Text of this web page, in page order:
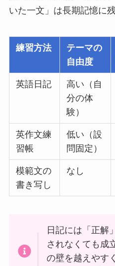
いた一文」は長期記憶に
練習方法
テーマの
自由度
英語日記
高い（自
分の体
験）
英作文練
習帳
低い（設
問固定）
模範文の
書き写し
なし
日記には「正解
されなくても成
の壁を越えやす